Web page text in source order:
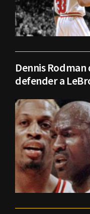
Dennis
defender a